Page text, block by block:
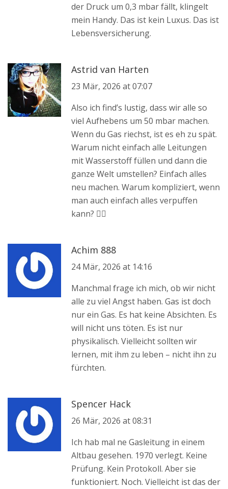
der Druck um 0,3 mbar fällt, klingelt
mein Handy. Das ist kein Luxus. Das ist
Lebensversicherung.
Astrid van Harten
23 Mär, 2026 at 07:07
Also ich find’s lustig, dass wir alle so
viel Aufhebens um 50 mbar machen.
Wenn du Gas riechst, ist es eh zu spät.
Warum nicht einfach alle Leitungen
mit Wasserstoff füllen und dann die
ganze Welt umstellen? Einfach alles
neu machen. Warum kompliziert, wenn
man auch einfach alles verpuffen
kann? 🤷‍♀️
Achim 888
24 Mär, 2026 at 14:16
Manchmal frage ich mich, ob wir nicht
alle zu viel Angst haben. Gas ist doch
nur ein Gas. Es hat keine Absichten. Es
will nicht uns töten. Es ist nur
physikalisch. Vielleicht sollten wir
lernen, mit ihm zu leben – nicht ihn zu
fürchten.
Spencer Hack
26 Mär, 2026 at 08:31
Ich hab mal ne Gasleitung in einem
Altbau gesehen. 1970 verlegt. Keine
Prüfung. Kein Protokoll. Aber sie
funktioniert. Noch. Vielleicht ist das der